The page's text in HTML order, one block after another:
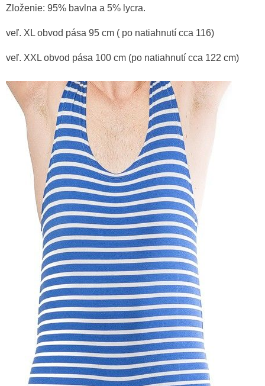
Zloženie: 95% bavlna a 5% lycra.
veľ. XL obvod pása 95 cm ( po natiahnutí cca 116)
veľ. XXL obvod pása 100 cm (po natiahnutí cca 122 cm)